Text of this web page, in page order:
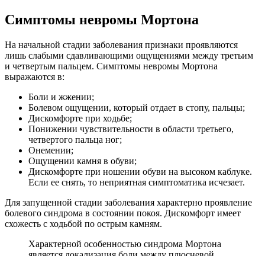
Симптомы невромы Мортона
На начальной стадии заболевания признаки проявляются
лишь слабыми сдавливающими ощущениями между третьим
и четвертым пальцем. Симптомы невромы Мортона
выражаются в:
Боли и жжении;
Болевом ощущении, который отдает в стопу, пальцы;
Дискомфорте при ходьбе;
Понижении чувствительности в области третьего,
четвертого пальца ног;
Онемении;
Ощущении камня в обуви;
Дискомфорте при ношении обуви на высоком каблуке.
Если ее снять, то неприятная симптоматика исчезает.
Для запущенной стадии заболевания характерно проявление
болевого синдрома в состоянии покоя. Дискомфорт имеет
схожесть с ходьбой по острым камням.
Характерной особенностью синдрома Мортона